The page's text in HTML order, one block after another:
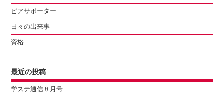
り
ピアサポーター
日々の出来事
資格
最近の投稿
学ステ通信８月号